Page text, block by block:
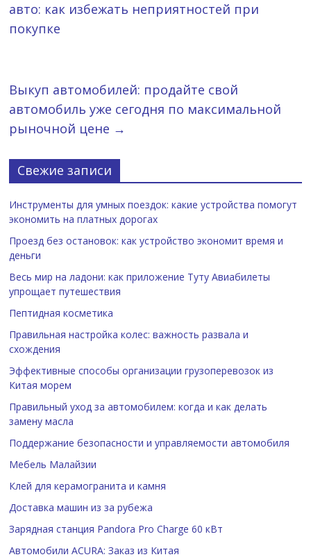
авто: как избежать неприятностей при
покупке
Выкуп автомобилей: продайте свой
автомобиль уже сегодня по максимальной
рыночной цене →
Свежие записи
Инструменты для умных поездок: какие устройства помогут
экономить на платных дорогах
Проезд без остановок: как устройство экономит время и
деньги
Весь мир на ладони: как приложение Туту Авиабилеты
упрощает путешествия
Пептидная косметика
Правильная настройка колес: важность развала и
схождения
Эффективные способы организации грузоперевозок из
Китая морем
Правильный уход за автомобилем: когда и как делать
замену масла
Поддержание безопасности и управляемости автомобиля
Мебель Малайзии
Клей для керамогранита и камня
Доставка машин из за рубежа
Зарядная станция Pandora Pro Charge 60 кВт
Автомобили ACURA: Заказ из Китая